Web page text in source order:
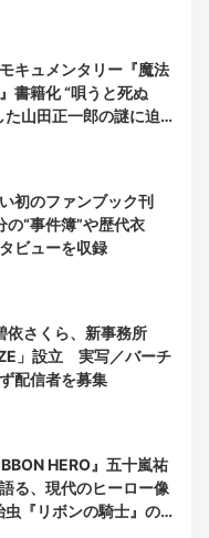
キュメンタリー『魔法
書籍化 “唄うと死ぬ
た山田正一郎の謎に迫
初のファンブック刊
“事件簿”や歴代衣
ビューを収録
依さくら、新事務所
」設立 実写／バーチ
配信者を募集
HERO』五十嵐祐
る、現代のヒーロー像
『リボンの騎士』の